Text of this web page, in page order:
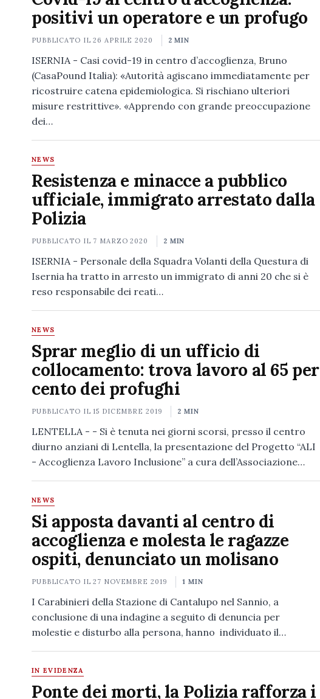
positivi un operatore e un profugo
PUBBLICATO IL26 APRILE 2020 2 MIN
ISERNIA - Casi covid-19 in centro d’accoglienza, Bruno
(CasaPound Italia): «Autorità agiscano immediatamente per
ricostruire catena epidemiologica. Si rischiano ulteriori
misure restrittive». «Apprendo con grande preoccupazione
dei…
NEWS
Resistenza e minacce a pubblico
ufficiale, immigrato arrestato dalla
Polizia
PUBBLICATO IL 7 MARZO 2020 2 MIN
ISERNIA - Personale della Squadra Volanti della Questura di
Isernia ha tratto in arresto un immigrato di anni 20 che si è
reso responsabile dei reati…
NEWS
Sprar meglio di un ufficio di
collocamento: trova lavoro al 65 per
cento dei profughi
PUBBLICATO IL15 DICEMBRE 2019 2 MIN
LENTELLA - - Si è tenuta nei giorni scorsi, presso il centro
diurno anziani di Lentella, la presentazione del Progetto “ALI
- Accoglienza Lavoro Inclusione” a cura dell’Associazione…
NEWS
Si apposta davanti al centro di
accoglienza e molesta le ragazze
ospiti, denunciato un molisano
PUBBLICATO IL27 NOVEMBRE 2019 1 MIN
I Carabinieri della Stazione di Cantalupo nel Sannio, a
conclusione di una indagine a seguito di denuncia per
molestie e disturbo alla persona, hanno individuato il…
IN EVIDENZA
Ponte dei morti, la Polizia rafforza i